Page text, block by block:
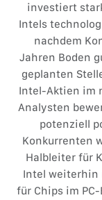
investiert
Intels
nachdem
Jahren Boden
geplanten
Intel-Aktien im
Analysten
potenziell
Konkurrenten
Halbleiter für
Intel weiterhin
für Chips im